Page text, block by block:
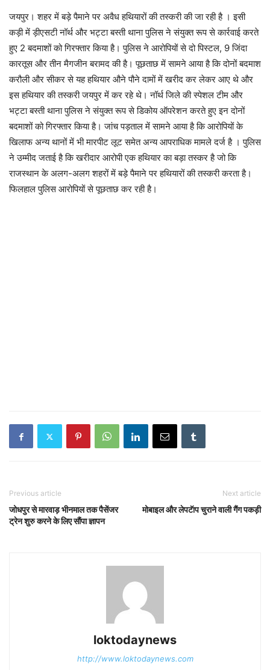
जयपुर। शहर में बड़े पैमाने पर अवैध हथियारों की तस्करी की जा रही है । इसी
कड़ी में ड़ीएसटी नॉर्थ और भट्टा बस्ती थाना पुलिस ने संयुक्त रूप से कार्रवाई करते
हुए 2 बदमाशों को गिरफ्तार किया है। पुलिस ने आरोपियों से दो पिस्टल, 9 जिंदा
कारतूस और तीन मैगजीन बरामद की है। पूछताछ में सामने आया है कि दोनों बदमाश
करौली और सीकर से यह हथियार औने पौने दामों में खरीद कर लेकर आए थे और
इस हथियार की तस्करी जयपुर में कर रहे थे। नॉर्थ जिले की स्पेशल टीम और
भट्टा बस्ती थाना पुलिस ने संयुक्त रूप से डिकोय ऑपरेशन करते हुए इन दोनों
बदमाशों को गिरफ्तार किया है। जांच पड़ताल में सामने आया है कि आरोपियों के
खिलाफ अन्य थानों में भी मारपीट लूट समेत अन्य आपराधिक मामले दर्ज है । पुलिस
ने उम्मीद जताई है कि खरीदार आरोपी एक हथियार का बड़ा तस्कर है जो कि
राजस्थान के अलग-अलग शहरों में बड़े पैमाने पर हथियारों की तस्करी करता है।
फिलहाल पुलिस आरोपियों से पूछताछ कर रही है।
Previous article
जोधपुर से मारवाड़ भीनमाल तक पैसेंजर
ट्रेन शुरु करने के लिए सौंपा ज्ञापन
Next article
मोबाइल और लेपटॅाप चुराने वाली गैंग पकड़ी
loktodaynews
http://www.loktodaynews.com